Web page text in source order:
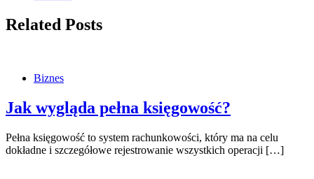
Related Posts
Biznes
Jak wygląda pełna księgowość?
Pełna księgowość to system rachunkowości, który ma na celu
dokładne i szczegółowe rejestrowanie wszystkich operacji […]